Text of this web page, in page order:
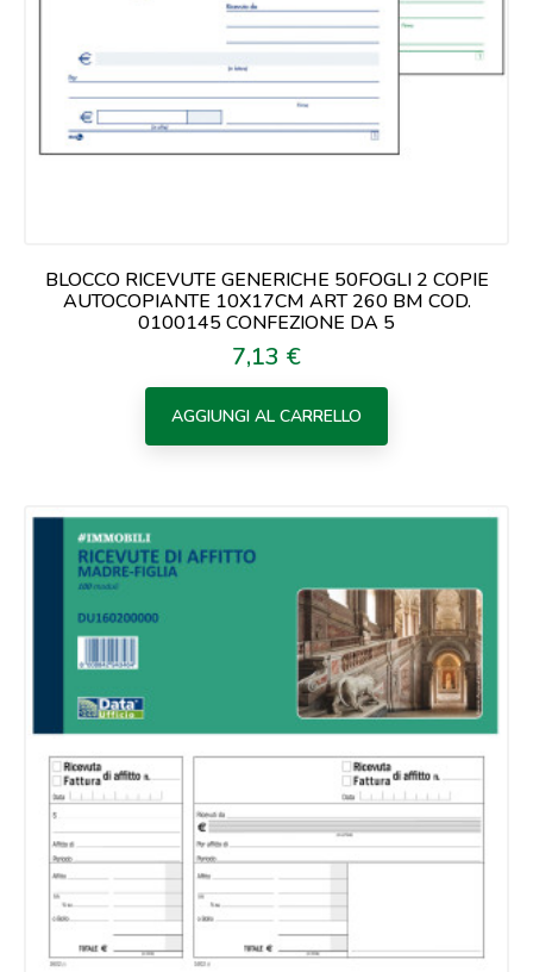
BLOCCO RICEVUTE GENERICHE 50FOGLI 2 COPIE
AUTOCOPIANTE 10X17CM ART 260 BM COD.
0100145 CONFEZIONE DA 5
Prezzo
7,13 €
AGGIUNGI AL CARRELLO